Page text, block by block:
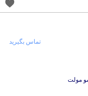
مولت
تماس بگیرید